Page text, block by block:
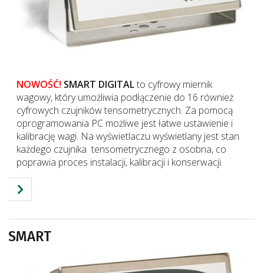
NOWOŚĆ! SMART DIGITALto cyfrowy miernik
wagowy, który umożliwia podłączenie do 16 również
cyfrowych czujników tensometrycznych. Za pomocą
oprogramowania PC możliwe jest łatwe ustawienie i
kalibrację wagi. Na wyświetlaczu wyświetlany jest stan
każdego czujnika tensometrycznego z osobna, co
poprawia proces instalacji, kalibracji i konserwacji.
SMART